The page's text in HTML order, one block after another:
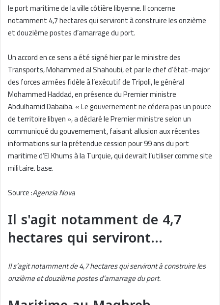
le port maritime de la ville côtière libyenne. Il concerne
notamment 4,7 hectares qui serviront à construire les onzième
et douzième postes d’amarrage du port.
Un accord en ce sens a été signé hier par le ministre des
Transports, Mohammed al Shahoubi, et par le chef d’état-major
des forces armées fidèle à l’exécutif de Tripoli, le général
Mohammed Haddad, en présence du Premier ministre
Abdulhamid Dabaiba. « Le gouvernement ne cédera pas un pouce
de territoire libyen », a déclaré le Premier ministre selon un
communiqué du gouvernement, faisant allusion aux récentes
informations sur la prétendue cession pour 99 ans du port
maritime d’El Khums à la Turquie, qui devrait l’utiliser comme site
militaire. base.
Source :Agenzia Nova
Il s'agit notamment de 4,7
hectares qui serviront…
Il s’agit notamment de 4,7 hectares qui serviront à construire les
onzième et douzième postes d’amarrage du port.